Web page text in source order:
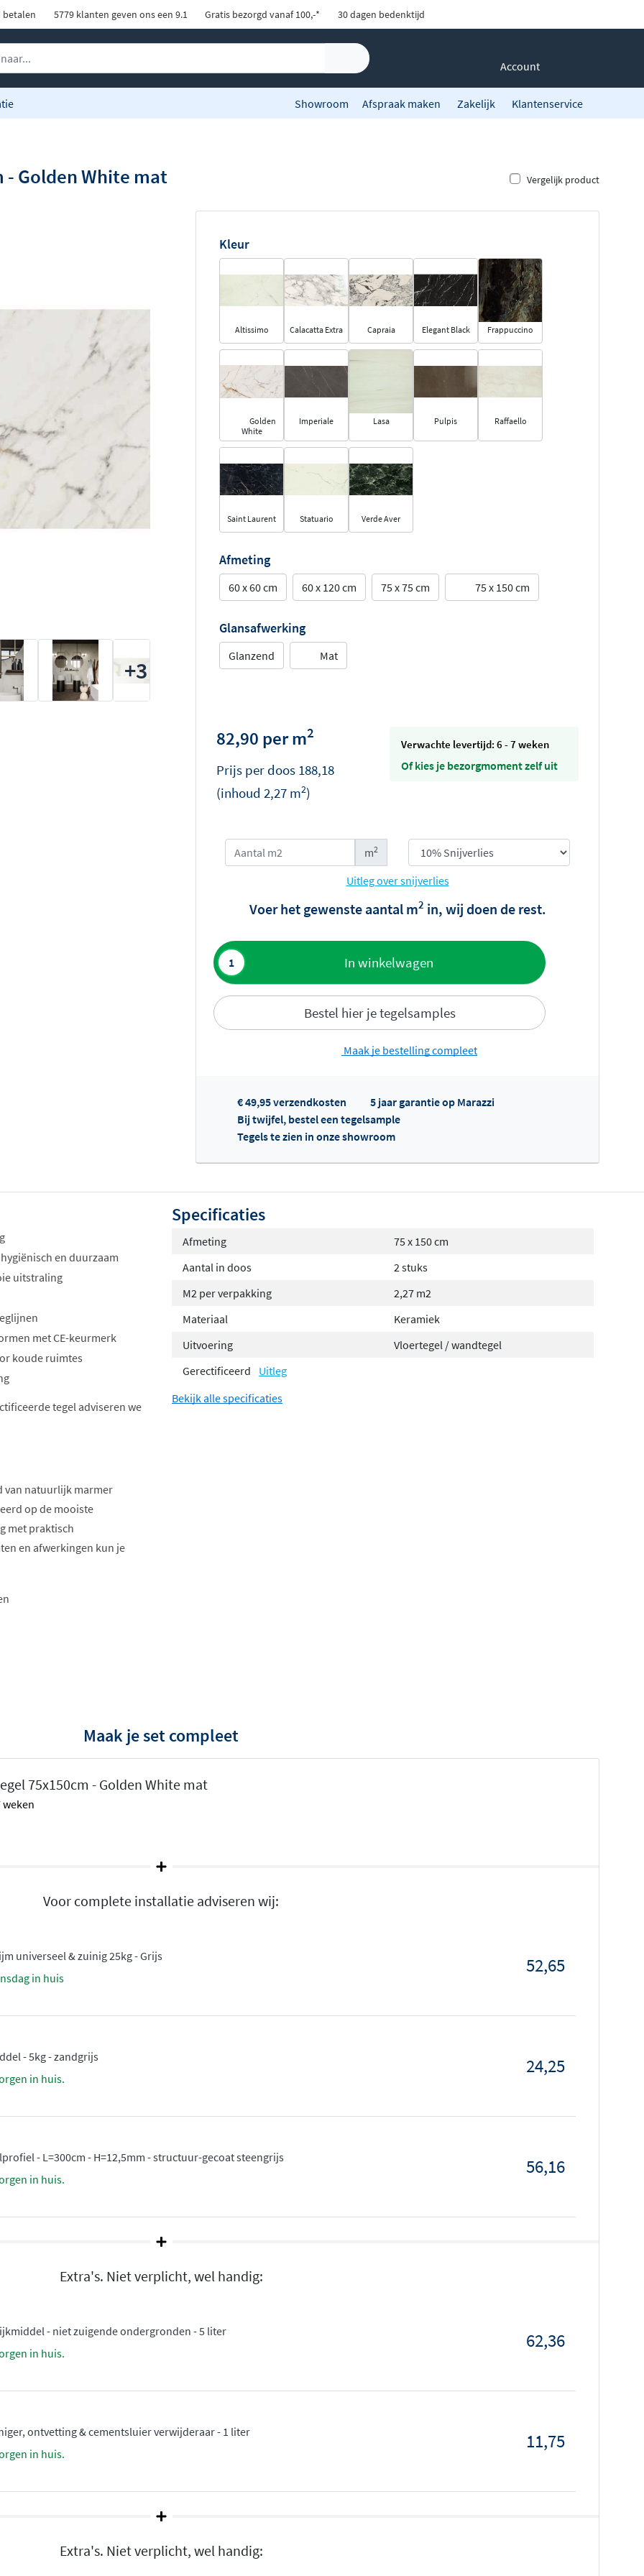
betalen 5779 klanten geven ons een 9.1 Gratis bezorgd vanaf 100,-* 30 dagen bedenktijd
Account
Showroom Afspraak maken Zakelijk Klantenservice
- Golden White mat Vergelijk product
+3
Kleur
Altissimo Calacatta Extra Capraia Elegant Black Frappuccino
Golden
White
Imperiale Lasa Pulpis Raffaello
Saint Laurent Statuario Verde Aver
Afmeting
60 x 60 cm 60 x 120 cm 75 x 75 cm 75 x 150 cm
Glansafwerking
Glanzend Mat
82,90 per m2
Prijs per doos 188,18
(inhoud 2,27 m2)
Verwachte levertijd: 6 - 7 weken
Of kies je bezorgmoment zelf uit
m2
Uitleg over snijverlies
Voer het gewenste aantal m2 in, wij doen de rest.
In winkelwagen
Bestel hier je tegelsamples
Toevoegen aan offerte
Maak je bestelling compleet
€ 49,95 verzendkosten
5 jaar garantie op Marazzi
Bij twijfel, bestel een tegelsample
Tegels te zien in onze showroom
en duurzaam
uitstraling
met CE-keurmerk
koude ruimtes
tegel adviseren we
van natuurlijk marmer
op de mooiste
met praktisch
en afwerkingen kun je
tegels zijn sterk,
een klassiek witte
Blu, elke tegel
van 60x60cm tot
als grote
zorgen voor minimale
mat oppervlak voor een
en diepte wilt.
zijnvorstbestendigen
zelfs in onverwarmde
lichte tinten zoals Lasa
Pulpis, waardoor er voor
de hoogwaardige
of wand.
Specificaties
Afmeting
75 x 150 cm
Aantal in doos
2 stuks
M2 per verpakking
2,27 m2
Materiaal
Keramiek
Uitvoering
Vloertegel / wandtegel
Gerectificeerd
Uitleg
Bekijk alle specificaties
Maak je set compleet
75x150cm - Golden White mat
weken
Voor complete installatie adviseren wij:
universeel & zuinig 25kg - Grijs
in huis
52,65
- 5kg - zandgrijs
in huis.
24,25
- L=300cm - H=12,5mm - structuur-gecoat steengrijs
in huis.
56,16
Extra's. Niet verplicht, wel handig:
- niet zuigende ondergronden - 5 liter
in huis.
62,36
ontvetting & cementsluier verwijderaar - 1 liter
in huis.
11,75
Extra's. Niet verplicht, wel handig: